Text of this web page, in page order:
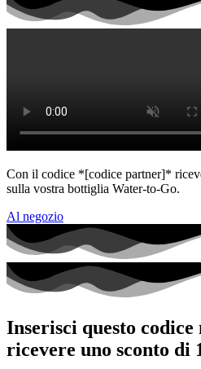
Con il codice *[codice partner]*
sulla vostra bottiglia Water-to-Go.
Al negozio
Inserisci questo
ricevere uno sconto di